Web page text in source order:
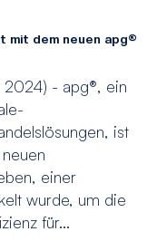
mit dem neuen apg®
2024) - apg®, ein
ist
einer
wurde, um die
für...